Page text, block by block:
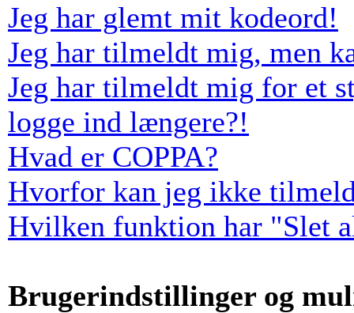
Jeg har glemt mit kodeord!
Jeg har tilmeldt mig, men
Jeg har tilmeldt mig for et
logge ind længere?!
Hvad er COPPA?
Hvorfor kan jeg ikke
Hvilken funktion har "Slet
Brugerindstillinger og